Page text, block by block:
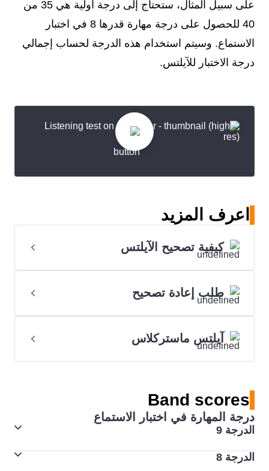
على سبيل المثال، ستحتاج إلى درجة أولية هي 35 من
40 للحصول على درجة مهارة قدرها 8 في اختبار
الاستماع. وسيتم استخدام هذه الدرجة لحساب إجمالي
درجة الاختبار للآيلتس.
اعرف المزيد
كيفية تصحيح الآيلتس
طلب إعادة تصحيح
آيلتس ماستركلاس
Band scores
درجة المهارة في اختبار الاستماع
الدرجة 9
مستوى المهارة
الدرجة 8